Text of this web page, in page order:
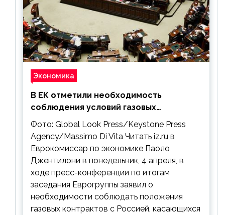
Экономика
В ЕК отметили необходимость
соблюдения условий газовых
контрактов с РФ
Фото: Global Look Press/Keystone Press
Agency/Massimo Di Vita Читать iz.ru в
Еврокомиссар по экономике Паоло
Джентилони в понедельник, 4 апреля, в
ходе пресс-конференции по итогам
заседания Еврогруппы заявил о
необходимости соблюдать положения
газовых контрактов с Россией, касающихся